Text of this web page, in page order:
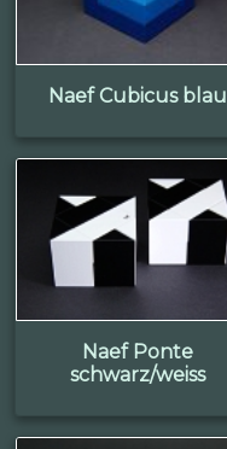
Naef Cubicus blau
Naef Ponte
schwarz/weiss